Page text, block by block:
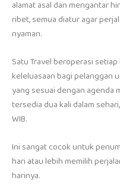
alamat asal dan mengantar
ribet, semua diatur agar
nyaman.
Satu Travel beroperasi
keleluasaan bagi pelanggan
yang sesuai dengan agenda
tersedia dua kali dalam
WIB.
Ini sangat cocok untuk
hari atau lebih memilih
harinya.